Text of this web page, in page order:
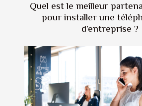
Quel est le meilleur
pour installer une
d’entreprise ?